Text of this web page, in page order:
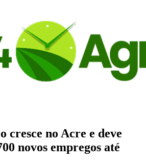
cresce no Acre e deve
novos empregos até